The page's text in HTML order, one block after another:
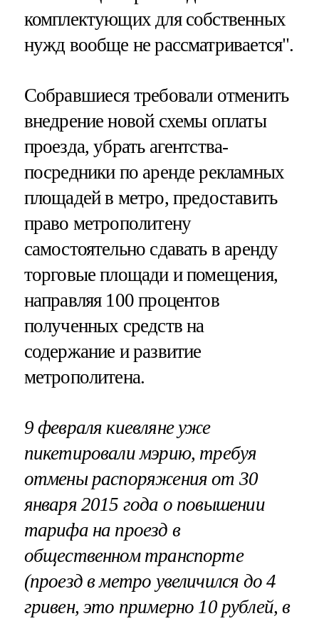
комплектующих для собственных
нужд вообще не рассматривается".
Собравшиеся требовали отменить
внедрение новой схемы оплаты
проезда, убрать агентства-
посредники по аренде рекламных
площадей в метро, предоставить
право метрополитену
самостоятельно сдавать в аренду
торговые площади и помещения,
направляя 100 процентов
полученных средств на
содержание и развитие
метрополитена.
9 февраля киевляне уже
пикетировали мэрию, требуя
отмены распоряжения от 30
января 2015 года о повышении
тарифа на проезд в
общественном транспорте
(проезд в метро увеличился до 4
гривен, это примерно 10 рублей, в